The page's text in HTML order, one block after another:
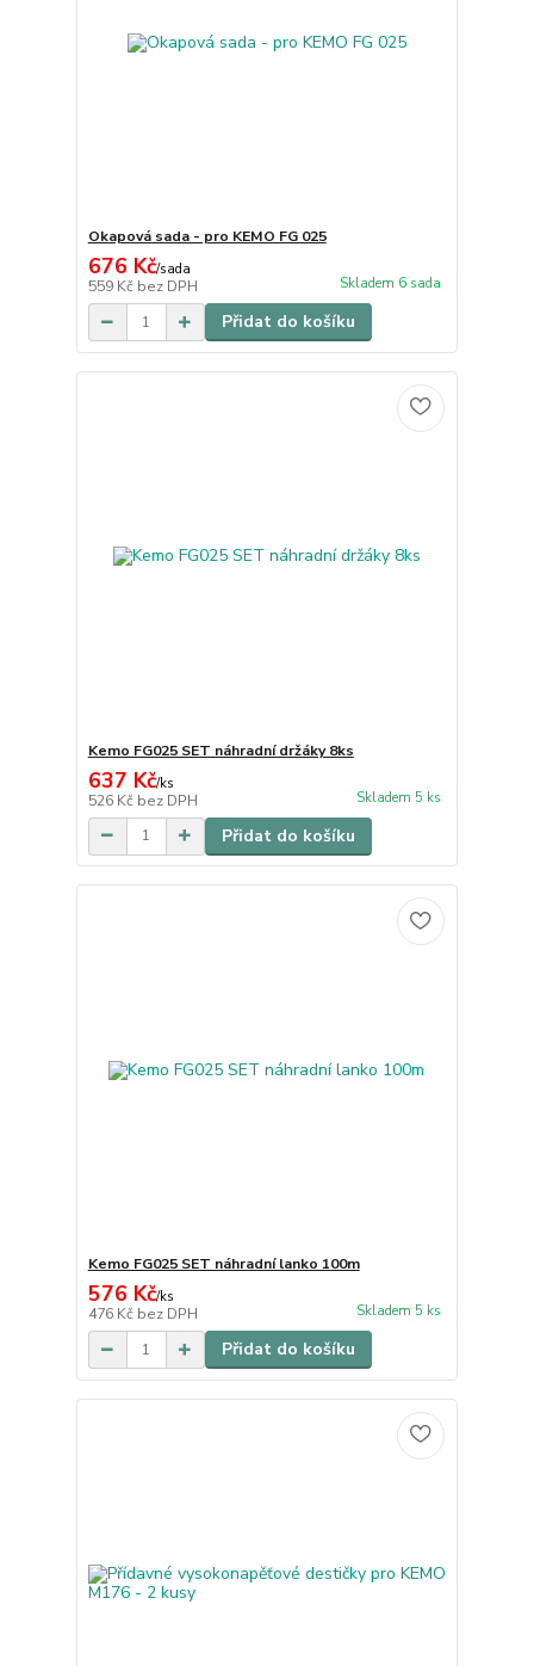
Okapová sada - pro KEMO FG 025
676 Kč/sada
559 Kč bez DPH Skladem 6 sada
Přidat do košíku
Kemo FG025 SET náhradní držáky 8ks
637 Kč/ks
526 Kč bez DPH Skladem 5 ks
Přidat do košíku
Kemo FG025 SET náhradní lanko 100m
576 Kč/ks
476 Kč bez DPH Skladem 5 ks
Přidat do košíku